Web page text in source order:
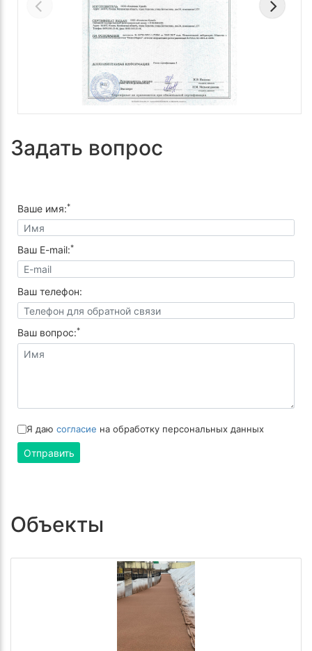
Задать вопрос
Ваше имя:*
Ваш E-mail:*
Ваш телефон:
Ваш вопрос:*
Я даю согласие на обработку персональных данных
Отправить
Объекты